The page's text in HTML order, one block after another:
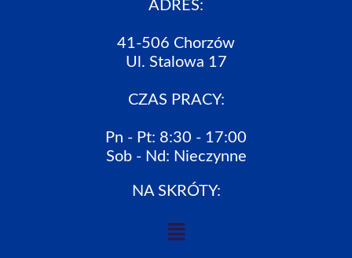
ADRES:
41-506 Chorzów
Ul. Stalowa 17
CZAS PRACY:
Pn - Pt: 8:30 - 17:00
Sob - Nd: Nieczynne
NA SKRÓTY: